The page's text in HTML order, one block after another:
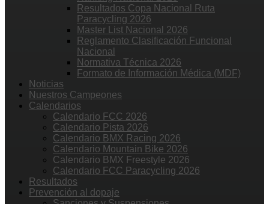
Resultados Copa Nacional Ruta
Paracycling 2026
Master List Nacional 2026
Reglamento Clasificación Funcional
Nacional
Normativa Técnica 2026
Formato de Información Médica (MDF)
Noticias
Nuestros Campeones
Calendarios
Calendario FCC 2026
Calendario Pista 2026
Calendario BMX Racing 2026
Calendario Mountain Bike 2026
Calendario BMX Freestyle 2026
Calendario FCC Paracycling 2026
Resultados
Prevención al dopaje